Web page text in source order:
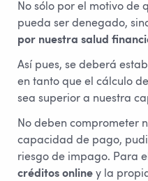
No sólo por el motivo de
pueda ser denegado,
por nuestra salud
Así pues, se deberá
en tanto que el cálculo
sea superior a nuestra
No deben comprometer
capacidad de pago,
riesgo de impago. Para
créditos online y la